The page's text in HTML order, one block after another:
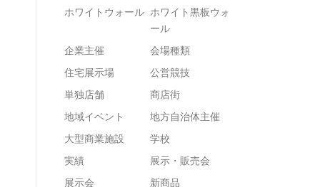
ホワイトウォール ホワイト黒板ウォ
ール
企業主催
会場種類
住宅展示場
公営競技
単独店舗
商店街
地域イベント
地方自治体主催
大型商業施設
学校
実績
展示・販売会
展示会
新商品